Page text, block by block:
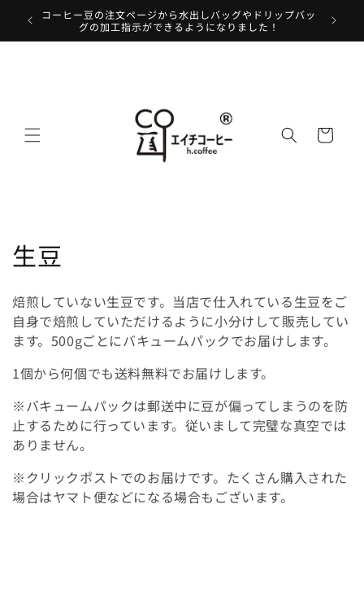
ンツにコーヒー豆の注文ページから水出しバッグやドリップバッ
グの加工指示ができるようになりました！
コーヒ
ー
コ
レ
ク
シ
ョ
ン
:
生豆
焙煎していない生豆です。当店で仕入れている生豆をご
自身で焙煎していただけるように小分けして販売してい
ます。500gごとにバキュームパックでお届けします。
1個から何個でも送料無料でお届けします。
※バキュームパックは郵送中に豆が偏ってしまうのを防
止するために行っています。従いまして完璧な真空では
ありません。
※クリックポストでのお届けです。たくさん購入された
場合はヤマト便などになる場合もございます。